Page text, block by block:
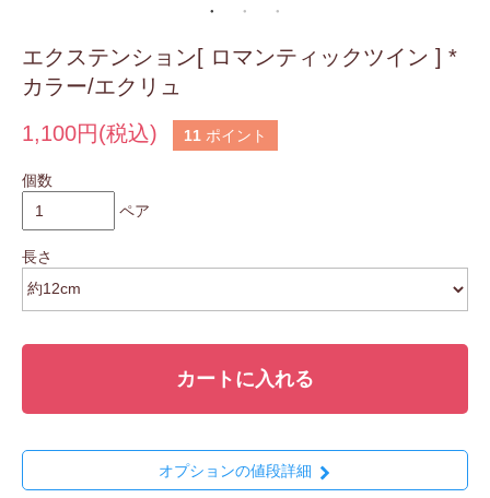
エクステンション[ ロマンティックツイン ] *
カラー/エクリュ
1,100円(税込)
11 ポイント
個数
ペア
長さ
カートに入れる
オプションの値段詳細